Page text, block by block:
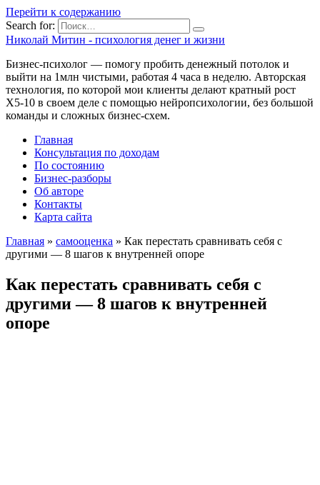
Перейти к содержанию
Search for:
Николай Митин - психология денег и жизни
Бизнес-психолог — помогу пробить денежный потолок и
выйти на 1млн чистыми, работая 4 часа в неделю. Авторская
технология, по которой мои клиенты делают кратный рост
Х5-10 в своем деле с помощью нейропсихологии, без большой
команды и сложных бизнес-схем.
Главная
Консультация по доходам
По состоянию
Бизнес-разборы
Об авторе
Контакты
Карта сайта
Главная » самооценка » Как перестать сравнивать себя с
другими — 8 шагов к внутренней опоре
Как перестать сравнивать себя с
другими — 8 шагов к внутренней
опоре